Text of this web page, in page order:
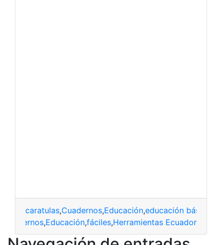
caratulas,Cuadernos,Educación,educación básica
Cuadernos,Educación,fáciles,Herramientas Ecuador